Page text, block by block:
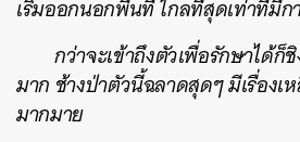
เริ่มออกนอกพื้นที่ไกลที่สุดเท่าที่มี
กว่าจะเข้าถึงตัวเพื่อรักษาได้ก็
มาก ช้างป่าตัวนี้ฉลาดสุดๆมีเรื่องเ
มากมาย